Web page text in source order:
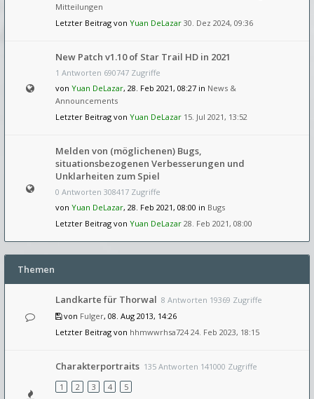
Mitteilungen
Letzter Beitrag von Yuan DeLazar 30. Dez 2024, 09:36
New Patch v1.10 of Star Trail HD in 2021
1 Antworten 690747 Zugriffe
von Yuan DeLazar, 28. Feb 2021, 08:27 in News &
Announcements
Letzter Beitrag von Yuan DeLazar 15. Jul 2021, 13:52
Melden von (möglichenen) Bugs,
situationsbezogenen Verbesserungen und
Unklarheiten zum Spiel
0 Antworten 308417 Zugriffe
von Yuan DeLazar, 28. Feb 2021, 08:00 in Bugs
Letzter Beitrag von Yuan DeLazar 28. Feb 2021, 08:00
Themen
Landkarte für Thorwal 8 Antworten 19369 Zugriffe
von Fulger, 08. Aug 2013, 14:26
Letzter Beitrag von hhmwwrhsa724 24. Feb 2023, 18:15
Charakterportraits 135 Antworten 141000 Zugriffe
1
2 3 4
5